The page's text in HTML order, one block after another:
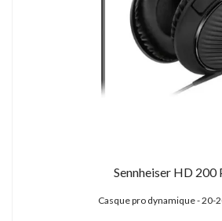
Sennheiser HD 200
Casque pro dynamique - 20-